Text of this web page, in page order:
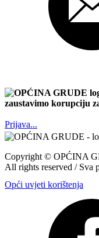
zaustavimo korupciju
Prijava...
Copyright © OPĆINA
All rights reserved / Sva
Opći uvjeti korištenja